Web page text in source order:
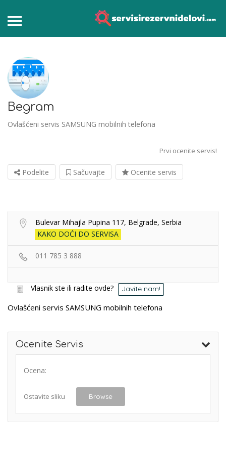
Begram
Ovlašćeni servis SAMSUNG mobilnih telefona
Prvi ocenite servis!
Podelite Sačuvajte Ocenite servis
Bulevar Mihajla Pupina 117, Belgrade, Serbia
KAKO DOĆI DO SERVISA
011 785 3 888
Vlasnik ste ili radite ovde? Javite nam!
Ovlašćeni servis SAMSUNG mobilnih telefona
Ocenite Servis
Ocena:
Ostavite sliku Browse